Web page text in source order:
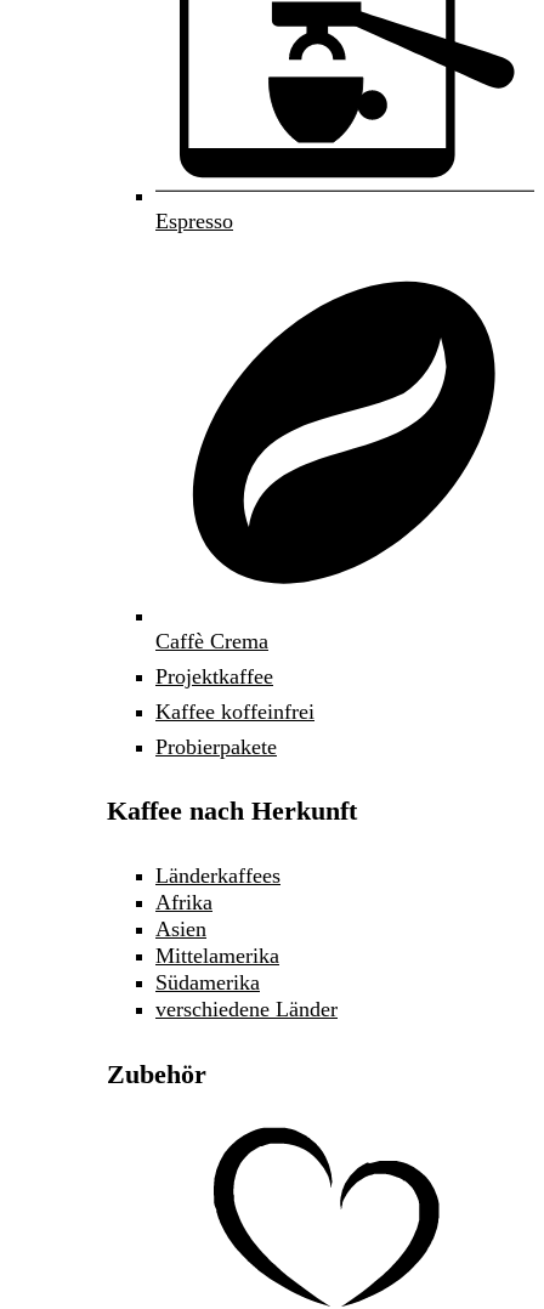
Espresso
Caffè Crema
Projektkaffee
Kaffee koffeinfrei
Probierpakete
Kaffee nach Herkunft
Länderkaffees
Afrika
Asien
Mittelamerika
Südamerika
verschiedene Länder
Zubehör